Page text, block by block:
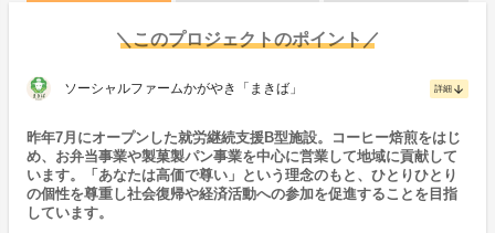
＼このプロジェクトのポイント／
ソーシャルファームかがやき「まきば」 詳細 arrow_downward
昨年7月にオープンした就労継続支援B型施設。コーヒー焙煎をはじ
め、お弁当事業や製菓製パン事業を中心に営業して地域に貢献して
います。「あなたは高価で尊い」という理念のもと、ひとりひとり
の個性を尊重し社会復帰や経済活動への参加を促進することを目指
しています。